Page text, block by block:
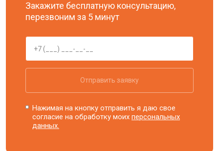
Закажите бесплатную консультацию,
перезвоним за 5 минут
Отправить заявку
Нажимая на кнопку отправить я даю свое
согласие на обработку моихперсональных
данных.